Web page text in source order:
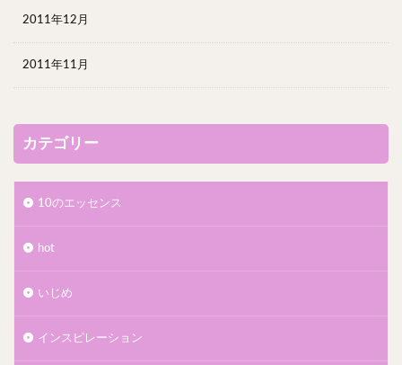
2011年12月
2011年11月
カテゴリー
10のエッセンス
hot
いじめ
インスピレーション